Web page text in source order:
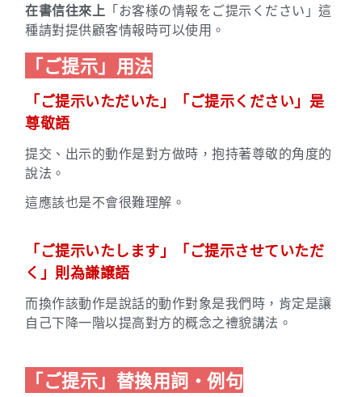
在書信往來上 「お客様の情報をご提示ください」這
種請對提供顧客情報時可以使用。
「ご提示」用法
「ご提示いただいた」「ご提示ください」是
尊敬語
提交、出示的動作是對方做時，抱持著尊敬的角度的
說法。
這應該也是不會很難理解。
「ご提示いたします」「ご提示させていただ
く」則為謙譲語
而換作該動作是說話的動作對象是我們時，肯定是讓
自己下降一階以提高對方的概念之禮貌講法。
「ご提示」替換用詞・例句